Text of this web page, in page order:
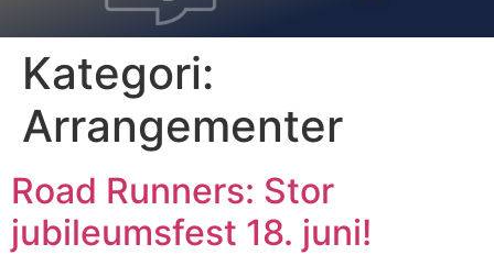
Kategori:
Arrangementer
Road Runners: Stor
jubileumsfest 18. juni!